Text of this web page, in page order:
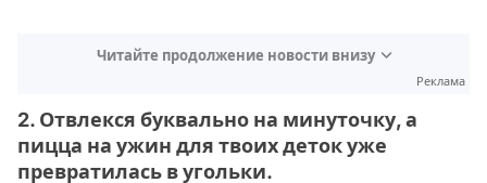
Читайте продолжение новости внизу
Реклама
2. Отвлекся буквально на минуточку, а
пицца на ужин для твоих деток уже
превратилась в угольки.